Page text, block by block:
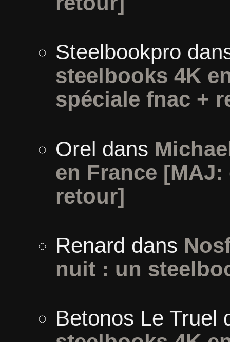
Steelbookpro
steelbooks 4K
spéciale fnac +
Orel dans
en France
retour]
Renard dans
nuit : un
Betonos Le Truel